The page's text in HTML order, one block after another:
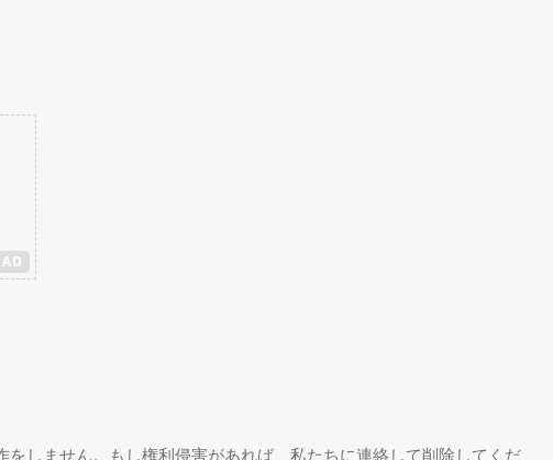
AD
しません。もし権利侵害があれば、私たちに連絡して削除してくだ